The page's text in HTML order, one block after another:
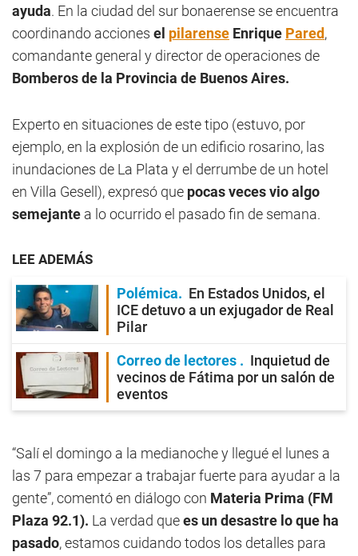
ayuda. En la ciudad del sur bonaerense se encuentra
coordinando acciones el pilarense Enrique Pared,
comandante general y director de operaciones de
Bomberos de la Provincia de Buenos Aires.
Experto en situaciones de este tipo (estuvo, por
ejemplo, en la explosión de un edificio rosarino, las
inundaciones de La Plata y el derrumbe de un hotel
en Villa Gesell), expresó que pocas veces vio algo
semejante a lo ocurrido el pasado fin de semana.
LEE ADEMÁS
Polémica
En Estados Unidos, el
ICE detuvo a un exjugador de Real
Pilar
Correo de lectores
Inquietud de
vecinos de Fátima por un salón de
eventos
“Salí el domingo a la medianoche y llegué el lunes a
las 7 para empezar a trabajar fuerte para ayudar a la
gente”, comentó en diálogo con Materia Prima (FM
Plaza 92.1). La verdad quees un desastre lo que ha
pasado, estamos cuidando todos los detalles para